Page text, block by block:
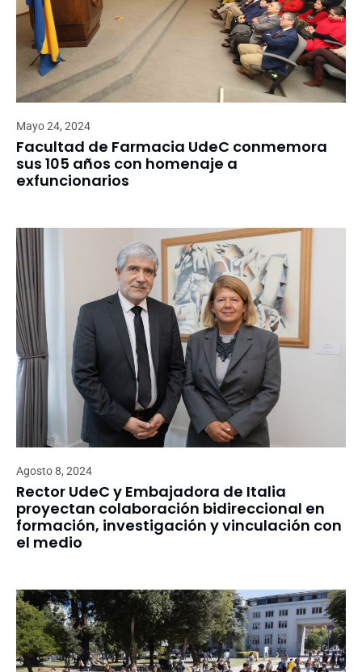
Mayo 24, 2024
Facultad de Farmacia UdeC conmemora
sus 105 años con homenaje a
exfuncionarios
Agosto 8, 2024
Rector UdeC y Embajadora de Italia
proyectan colaboración bidireccional en
formación, investigación y vinculación con
el medio